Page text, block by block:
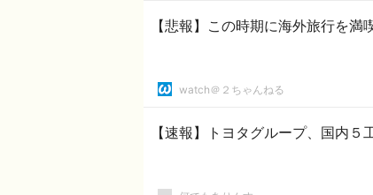
【悲報】この時期に海外旅行を
watch＠２ちゃんねる
【速報】トヨタグループ、国内５